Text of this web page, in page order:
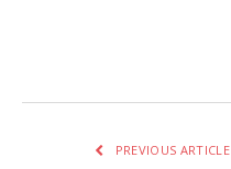
PREVIOUS ARTICLE